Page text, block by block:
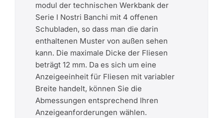
modul der technischen Werkbank der
Serie I Nostri Banchi mit 4 offenen
Schubladen, so dass man die darin
enthaltenen Muster von außen sehen
kann. Die maximale Dicke der Fliesen
beträgt 12 mm. Da es sich um eine
Anzeigeeinheit für Fliesen mit variabler
Breite handelt, können Sie die
Abmessungen entsprechend Ihren
Anzeigeanforderungen wählen.